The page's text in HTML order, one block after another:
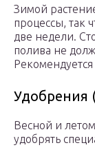
Зимой
процессы, так
две недели.
полива не
Удобрения
Весной и
удобрять